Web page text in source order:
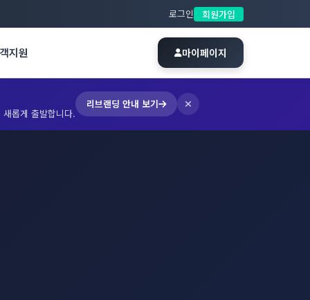
롭게 출발합니다.
리브랜딩 안내 보기
로그인 회원가입
지원 마이페이지